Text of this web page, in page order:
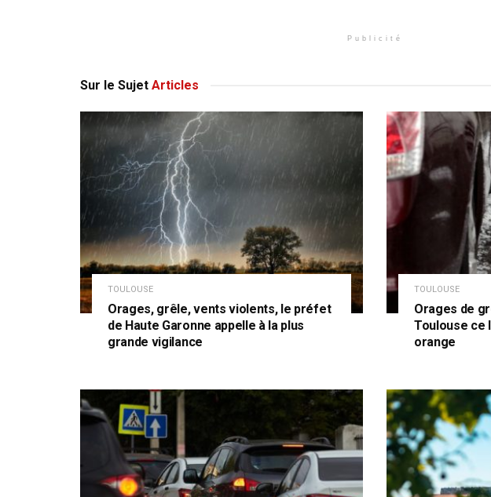
Publicité
Sur le Sujet Articles
TOULOUSE
Orages, grêle, vents violents, le préfet
de Haute Garonne appelle à la plus
grande vigilance
TOULOUSE
Orages de
Toulouse ce
orange